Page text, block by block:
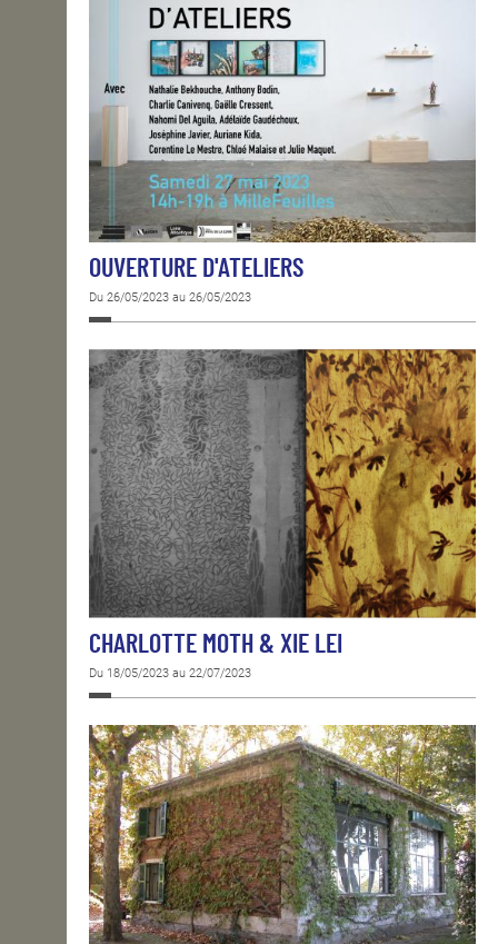
OUVERTURE D'ATELIERS
Du 26/05/2023 au 26/05/2023
CHARLOTTE MOTH & XIE LEI
Du 18/05/2023 au 22/07/2023